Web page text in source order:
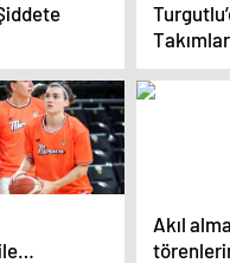
Coşturdu
Akıl